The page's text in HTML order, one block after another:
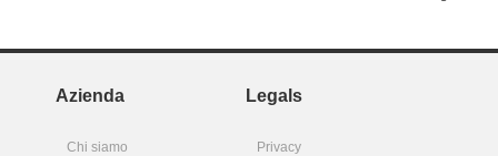
Azienda Legals
Chi siamo
Privacy